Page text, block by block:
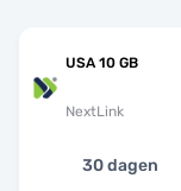
USA 10 GB
NextLink
30 dagen